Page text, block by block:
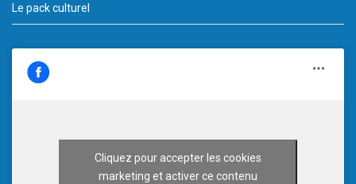
Le pack culturel
Cliquez pour accepter les cookies
marketing et activer ce contenu